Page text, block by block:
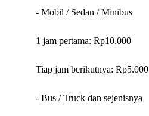
- Mobil / Sedan / Minibus
1 jam pertama: Rp10.000
Tiap jam berikutnya: Rp5.000
- Bus / Truck dan sejenisnya